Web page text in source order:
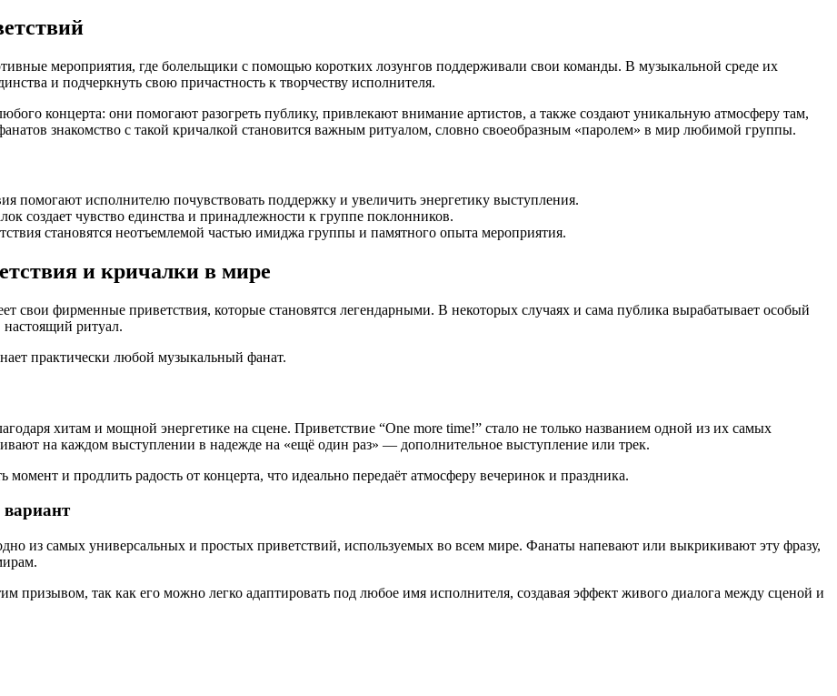
мероприятия, где болельщики с помощью коротких лозунгов поддерживали свои команды. В музыкальной среде их
и подчеркнуть свою причастность к творчеству исполнителя.
концерта: они помогают разогреть публику, привлекают внимание артистов, а также создают уникальную атмосферу там,
знакомство с такой кричалкой становится важным ритуалом, словно своеобразным «паролем» в мир любимой группы.
помогают исполнителю почувствовать поддержку и увеличить энергетику выступления.
создает чувство единства и принадлежности к группе поклонников.
становятся неотъемлемой частью имиджа группы и памятного опыта мероприятия.
и кричалки в мире
свои фирменные приветствия, которые становятся легендарными. В некоторых случаях и сама публика вырабатывает особый
ритуал.
практически любой музыкальный фанат.
хитам и мощной энергетике на сцене. Приветствие “One more time!” стало не только названием одной из их самых
на каждом выступлении в надежде на «ещё один раз» — дополнительное выступление или трек.
и продлить радость от концерта, что идеально передаёт атмосферу вечеринок и праздника.
вариант
из самых универсальных и простых приветствий, используемых во всем мире. Фанаты напевают или выкрикивают эту фразу,
призывом, так как его можно легко адаптировать под любое имя исполнителя, создавая эффект живого диалога между сценой и